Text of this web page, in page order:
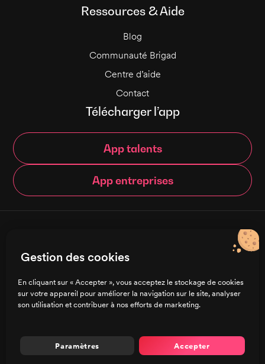
Ressources & Aide
Blog
Communauté Brigad
Centre d’aide
Contact
Télécharger l’app
App talents
App entreprises
Charte de confidentialité
CGU/CGV
Préférences de cookies
Gestion des cookies
En cliquant sur « Accepter », vous acceptez le stockage de cookies
sur votre appareil pour améliorer la navigation sur le site, analyser
son utilisation et contribuer à nos efforts de marketing.
Accepter
Paramètres